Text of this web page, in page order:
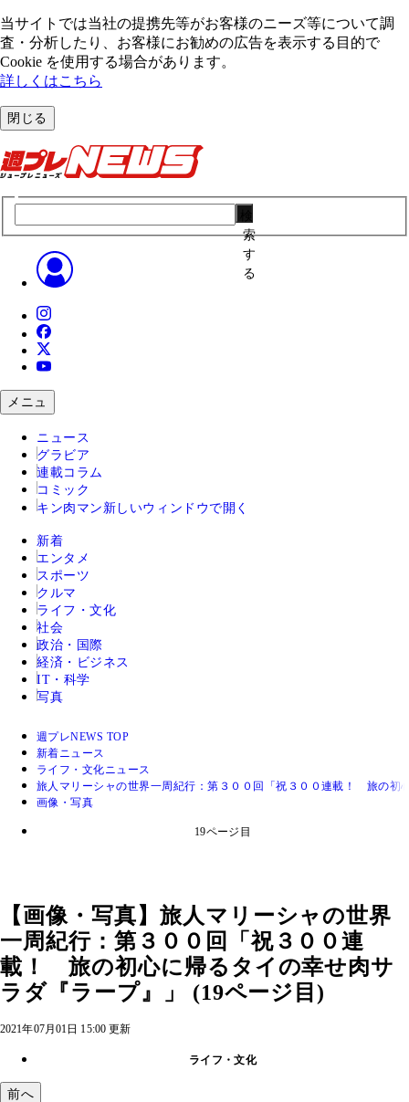
当サイトでは当社の提携先等がお客様のニーズ等について調
査・分析したり、お客様にお勧めの広告を表⽰する⽬的で
Cookie を使⽤する場合があります。
詳しくはこちら
閉じる
索
す
る
メニュ
ニュース
グラビア
連載コラム
コミック
キン肉マン 新しいウィンドウで開く
新着
エンタメ
スポーツ
クルマ
ライフ・文化
社会
政治・国際
経済・ビジネス
IT・科学
写真
週プレNEWS TOP
新着ニュース
ライフ・文化ニュース
旅人マリーシャの世界一周紀行：第３００回「祝３００連載！ 旅の初
画像・写真
19ページ目
【画像・写真】旅人マリーシャの世界
一周紀行：第３００回「祝３００連
載！ 旅の初心に帰るタイの幸せ肉サ
ラダ『ラープ』」 (19ページ目)
2021年07月01日 15:00 更新
ライフ・文化
前へ